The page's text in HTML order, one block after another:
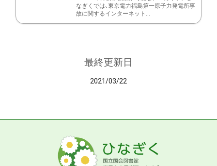
なぎくでは、東京電力福島第一原子力発電所事
故に関するインターネット...
最終更新日
2021/03/22